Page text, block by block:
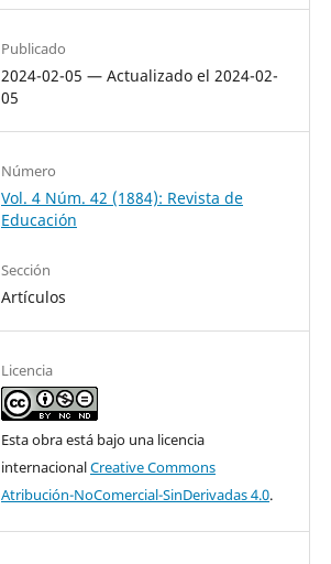
Publicado
2024-02-05 — Actualizado el 2024-02-
05
Número
Vol. 4 Núm. 42 (1884): Revista de
Educación
Sección
Artículos
Licencia
Esta obra está bajo una licencia
internacionalCreative Commons
Atribución-NoComercial-SinDerivadas 4.0.